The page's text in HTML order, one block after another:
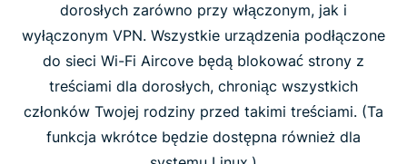
dorosłych zarówno przy włączonym, jak i
wyłączonym VPN. Wszystkie urządzenia podłączone
do sieci Wi-Fi Aircove będą blokować strony z
treściami dla dorosłych, chroniąc wszystkich
członków Twojej rodziny przed takimi treściami. (Ta
funkcja wkrótce będzie dostępna również dla